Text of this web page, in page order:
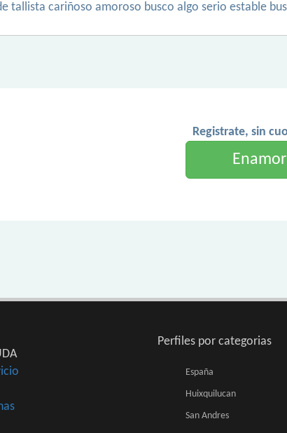
tallista cariñoso amoroso busco algo serio estable
Registrate, sin
Perfiles por categorias
España
Huixquilucan
San Andres